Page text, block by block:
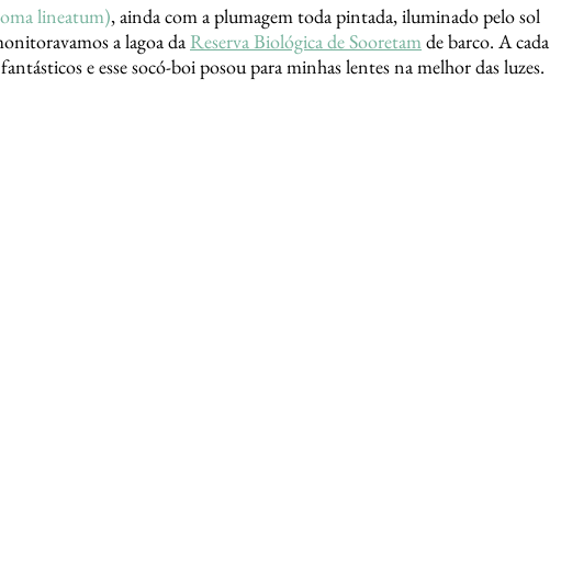
lineatum), ainda com a plumagem toda pintada, iluminado pelo sol
a lagoa da Reserva Biológica de Sooretam de barco. A cada
e esse socó-boi posou para minhas lentes na melhor das luzes.